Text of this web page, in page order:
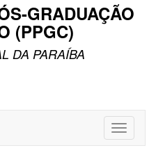
GRADUAÇÃO
(PPGC)
DA PARAÍBA
Toggle